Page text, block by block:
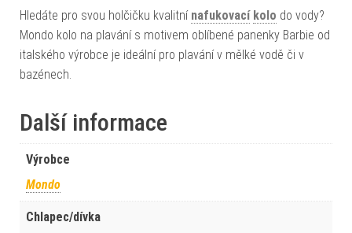
Hledáte pro svou holčičku kvalitní nafukovací kolo do vody?
Mondo kolo na plavání s motivem oblíbené panenky Barbie od
italského výrobce je ideální pro plavání v mělké vodě či v
bazénech.
Další informace
Výrobce
Mondo
Chlapec/dívka